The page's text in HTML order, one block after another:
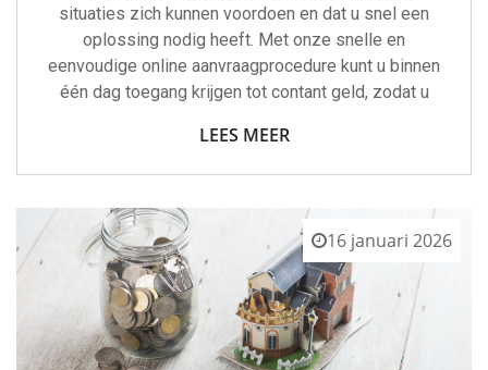
situaties zich kunnen voordoen en dat u snel een
oplossing nodig heeft. Met onze snelle en
eenvoudige online aanvraagprocedure kunt u binnen
één dag toegang krijgen tot contant geld, zodat u
LEES MEER
16 januari 2026